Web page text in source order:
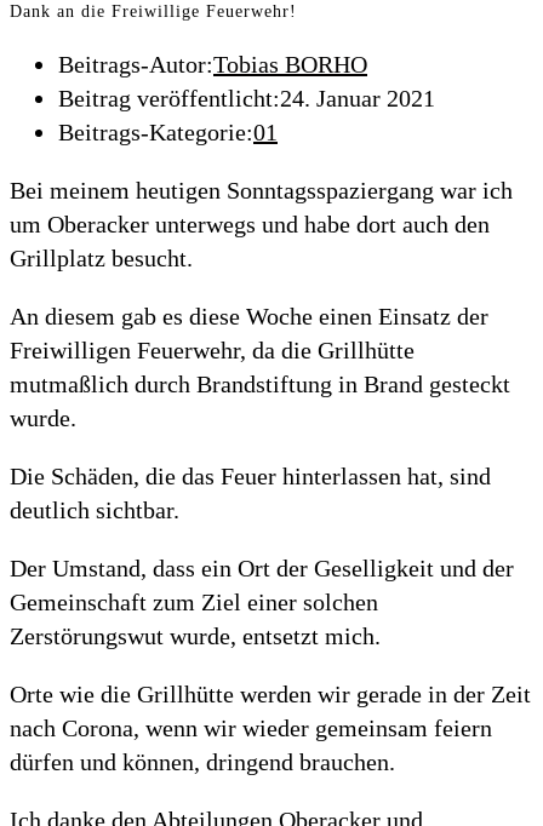
Dank an die Freiwillige Feuerwehr!
Beitrags-Autor:Tobias BORHO
Beitrag veröffentlicht:24. Januar 2021
Beitrags-Kategorie:01
Bei meinem heutigen Sonntagsspaziergang war ich
um Oberacker unterwegs und habe dort auch den
Grillplatz besucht.
An diesem gab es diese Woche einen Einsatz der
Freiwilligen Feuerwehr, da die Grillhütte
mutmaßlich durch Brandstiftung in Brand gesteckt
wurde.
Die Schäden, die das Feuer hinterlassen hat, sind
deutlich sichtbar.
Der Umstand, dass ein Ort der Geselligkeit und der
Gemeinschaft zum Ziel einer solchen
Zerstörungswut wurde, entsetzt mich.
Orte wie die Grillhütte werden wir gerade in der Zeit
nach Corona, wenn wir wieder gemeinsam feiern
dürfen und können, dringend brauchen.
Ich danke den Abteilungen Oberacker und